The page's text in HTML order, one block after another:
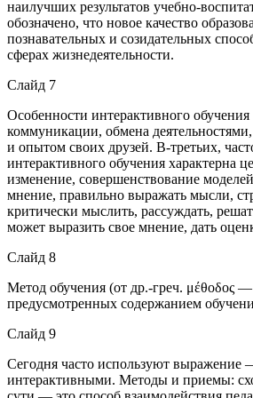
наилучших результатов учебно-
обозначено, что новое качество
познавательных и созидательных
сферах жизнедеятельности.
Слайд 7
Особенности интерактивного
коммуникации, обмена
и опытом своих друзей. В-третьих,
интерактивного обучения характерна
изменение, совершенствование
мнение, правильно выражать мысли,
критически мыслить, рассуждать,
может выразить свое мнение, дать
Слайд 8
Метод обучения (от др.-греч. μέθοδος
предусмотренных содержанием
Слайд 9
Сегодня часто используют выражение
интерактивными. Методы и приемы: